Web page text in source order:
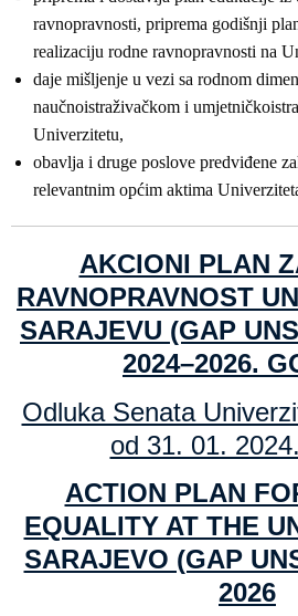
ravnopravnosti, priprema godišnji
realizaciju rodne ravnopravnosti na
daje mišljenje u vezi sa rodnom
naučnoistraživačkom i
Univerzitetu,
obavlja i druge poslove predviđene
relevantnim općim aktima
AKCIONI PLAN
RAVNOPRAVNOST
SARAJEVU (GAP
2024–2026.
Odluka Senata
od 31. 01.
ACTION PLAN
EQUALITY AT THE
SARAJEVO (GAP
2026